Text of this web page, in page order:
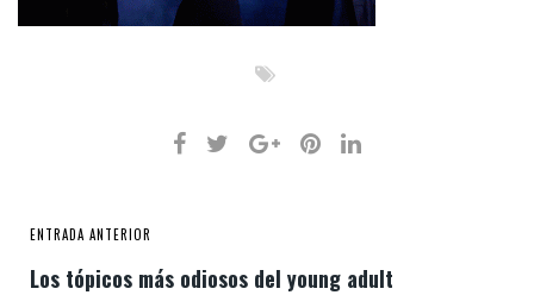
ENTRADA ANTERIOR
Los tópicos más odiosos del young adult